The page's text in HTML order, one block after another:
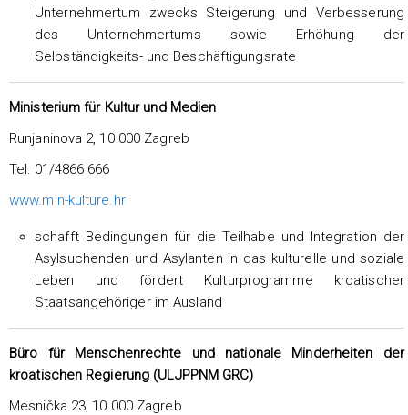
Unternehmertum zwecks Steigerung und Verbesserung
des Unternehmertums sowie Erhöhung der
Selbständigkeits- und Beschäftigungsrate
Ministerium für Kultur und Medien
Runjaninova 2, 10 000 Zagreb
Tel: 01/4866 666
www.min-kulture.hr
schafft Bedingungen für die Teilhabe und Integration der
Asylsuchenden und Asylanten in das kulturelle und soziale
Leben und fördert Kulturprogramme kroatischer
Staatsangehöriger im Ausland
Büro für Menschenrechte und nationale Minderheiten der
kroatischen Regierung (ULJPPNM GRC)
Mesnička 23, 10 000 Zagreb